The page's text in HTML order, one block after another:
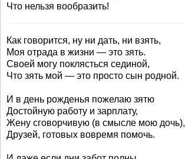
Что нельзя вообразить!
Как говорится, ну ни дать, ни взять,
Моя отрада в жизни — это зять.
Своей могу поклясться сединой,
Что зять мой — это просто сын родной.
И в день рожденья пожелаю зятю
Достойную работу и зарплату,
Жену сговорчивую (в смысле мою дочь),
Друзей, готовых вовремя помочь.